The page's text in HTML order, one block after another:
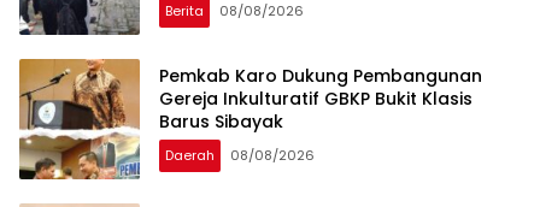
Berita 08/08/2026
Pemkab Karo Dukung Pembangunan
Gereja Inkulturatif GBKP Bukit Klasis
Barus Sibayak
Daerah 08/08/2026